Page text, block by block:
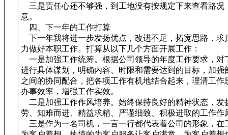
三是责任心还不够强，到工地没有按规定下来查看路况
意。
四、下一年的工作打算
下一年我将进一步发扬优点，改进不足，拓宽思路，求
力做好本职工作。打算从以下几个方面开展工作：
一是加强工作统筹。根据公司领导的年度工作要求，对
进行具体谋划，明确内容、时限和需要达到的目标，加强
之间的协同配合，把各项工作有机地结合起来，理清工作
办事效率，增强工作实效。
二是加强工作作风培养。始终保持良好的精神状态，发
劳、知难而进、精益求精、严谨细致、积极进取的工作作
三是作为一名司机，一言一行都代表着公司的形象，在